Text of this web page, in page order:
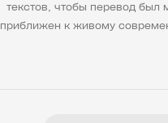
текстов, чтобы перевод был
приближен к живому